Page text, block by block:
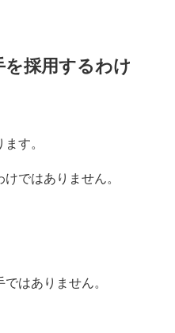
採用するわけ
す。
ではありません。
はありません。